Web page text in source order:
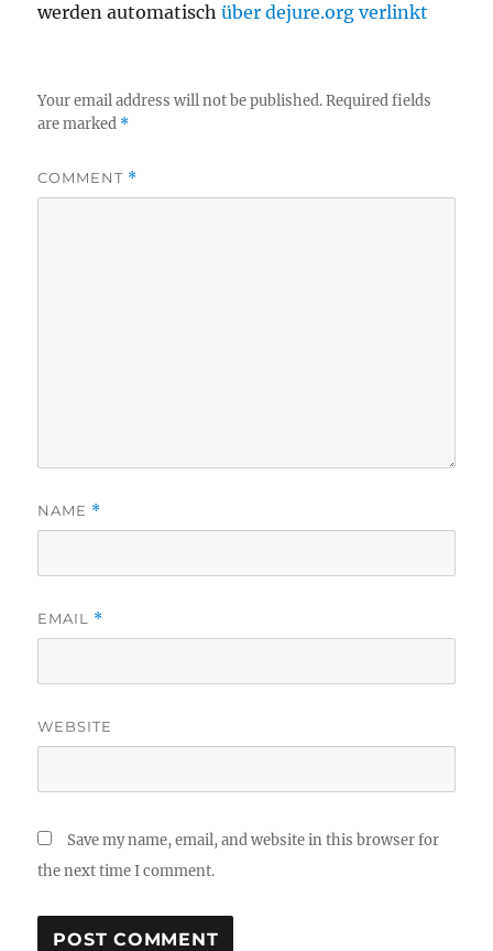
werden automatischüber dejure.org verlinkt
Your email address will not be published. Required fields
are marked *
COMMENT *
NAME *
EMAIL *
WEBSITE
Save my name, email, and website in this browser for
the next time I comment.